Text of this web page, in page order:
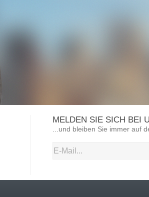
MELDEN SIE SICH BEI
...und bleiben Sie immer auf